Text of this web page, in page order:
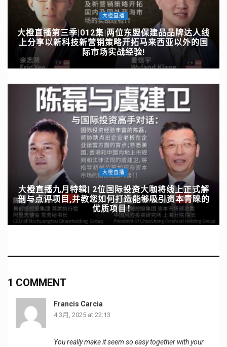
大橙直播
大橙直播第三季|012集|两位东盟保建品品牌达人线
上分享以新科技新营销策略开拓马来西亚以外的国
际市场实战经验!
大橙直播
大橙直播九月特辑| 2位国际投资大咖将线上正式解
剖与点评项目,并教您如何打造能够吸引资本青睐的
优质项目！
1 COMMENT
Francis Carcia
4 3月, 2025 at 22:13
You really make it seem so easy together with your